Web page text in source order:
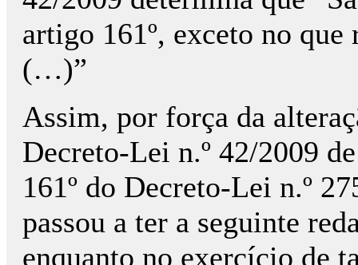
artigo 161º, exceto no que
(…)”
Assim, por força da
Decreto-Lei n.º 42/2009
161º do Decreto-Lei n.º
passou a ter a seguinte
enquanto no exercício de